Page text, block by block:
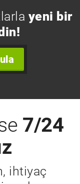
yeni bir
7/24
ihtiyaç